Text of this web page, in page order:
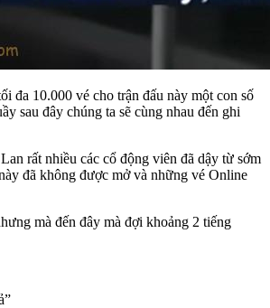
đa 10.000 vé cho trận đấu này một con số
sau đây chúng ta sẽ cùng nhau đến ghi
rất nhiều các cổ động viên đã dậy từ sớm
đã không được mở và những vé Online
mà đến đây mà đợi khoảng 2 tiếng